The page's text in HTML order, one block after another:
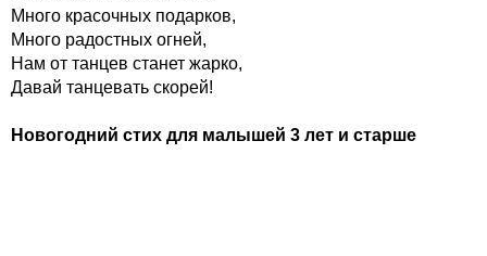
Много красочных подарков,
Много радостных огней,
Нам от танцев станет жарко,
Давай танцевать скорей!
Новогодний стих для малышей 3 лет и старше